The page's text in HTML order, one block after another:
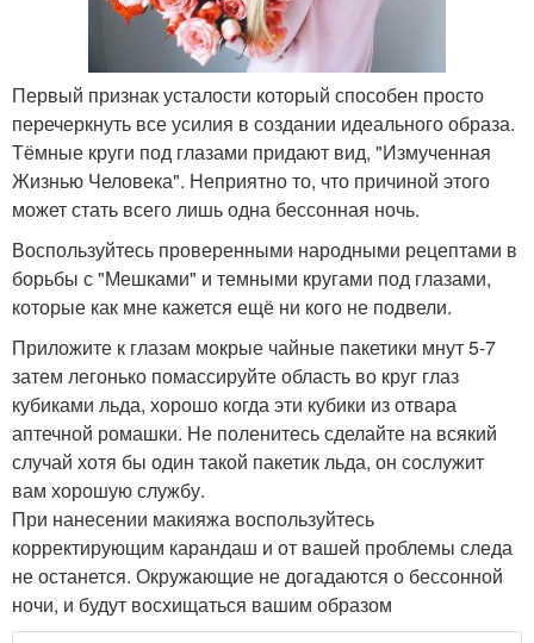
Первый признак усталости который способен просто
перечеркнуть все усилия в создании идеального образа.
Тёмные круги под глазами придают вид, "Измученная
Жизнью Человека". Неприятно то, что причиной этого
может стать всего лишь одна бессонная ночь.
Воспользуйтесь проверенными народными рецептами в
борьбы с "Мешками" и темными кругами под глазами,
которые как мне кажется ещё ни кого не подвели.
Приложите к глазам мокрые чайные пакетики мнут 5-7
затем легонько помассируйте область во круг глаз
кубиками льда, хорошо когда эти кубики из отвара
аптечной ромашки. Не поленитесь сделайте на всякий
случай хотя бы один такой пакетик льда, он сослужит
вам хорошую службу.
При нанесении макияжа воспользуйтесь
корректирующим карандаш и от вашей проблемы следа
не останется. Окружающие не догадаются о бессонной
ночи, и будут восхищаться вашим образом